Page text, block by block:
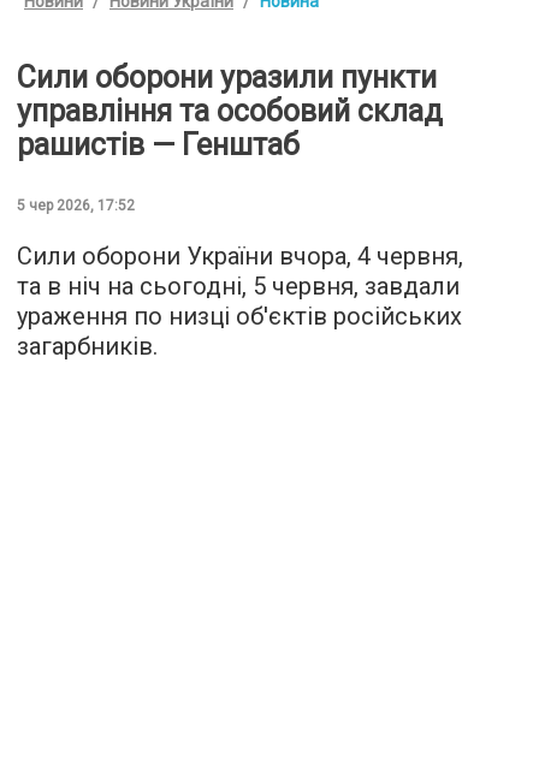
Сили оборони уразили пункти
управління та особовий склад
рашистів — Генштаб
5 чер 2026, 17:52
Сили оборони України вчора, 4 червня,
та в ніч на сьогодні, 5 червня, завдали
ураження по низці об'єктів російських
загарбників.